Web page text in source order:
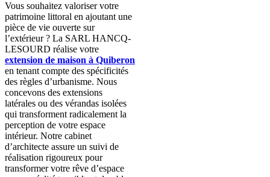
Vous souhaitez valoriser votre
patrimoine littoral en ajoutant une
pièce de vie ouverte sur
l’extérieur ? La SARL HANCQ-
LESOURD réalise votre
extension de maison à Quiberon
en tenant compte des spécificités
des règles d’urbanisme. Nous
concevons des extensions
latérales ou des vérandas isolées
qui transforment radicalement la
perception de votre espace
intérieur. Notre cabinet
d’architecte assure un suivi de
réalisation rigoureux pour
transformer votre rêve d’espace